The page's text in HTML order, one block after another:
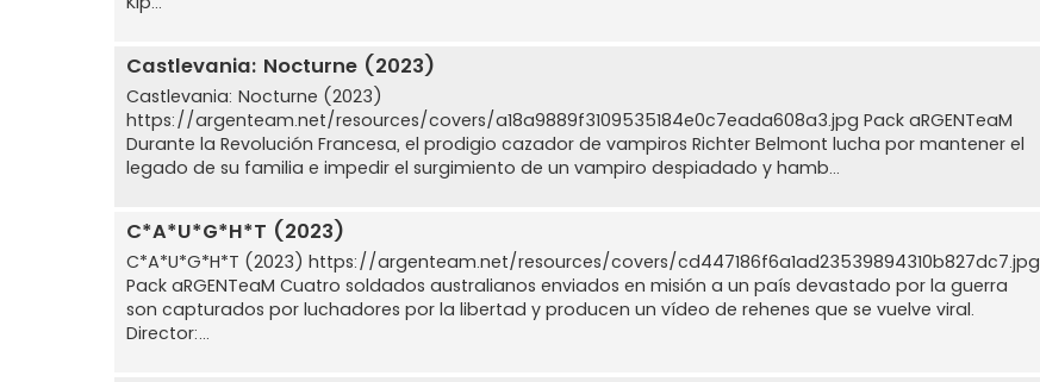
Castlevania: Nocturne (2023)
Castlevania: Nocturne (2023)
https://argenteam.net/resources/covers/a18a9889f3109535184e0c7eada608a3.jpg Pack aRGENTeaM
Durante la Revolución Francesa, el prodigio cazador de vampiros Richter Belmont lucha por mantener el
legado de su familia e impedir el surgimiento de un vampiro despiadado y hamb...
C*A*U*G*H*T (2023)
C*A*U*G*H*T (2023) https://argenteam.net/resources/covers/cd447186f6a1ad23539894310b827dc7.jpg
Pack aRGENTeaM Cuatro soldados australianos enviados en misión a un país devastado por la guerra
son capturados por luchadores por la libertad y producen un vídeo de rehenes que se vuelve viral.
Director:...